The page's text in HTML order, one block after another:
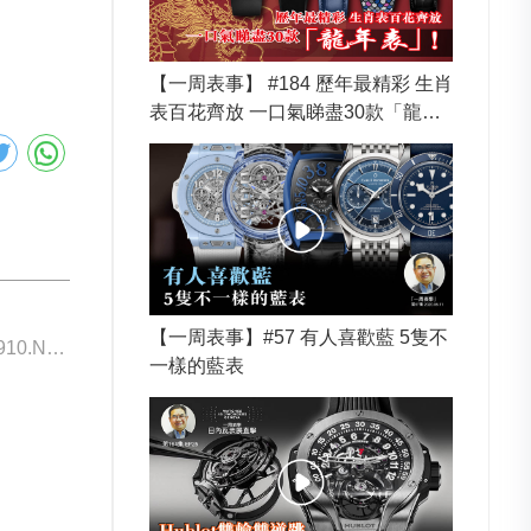
下一個: Hublot 910.NX.0001.RX
【一周表事】 #184 歷年最精彩 生肖
表百花齊放 一口氣睇盡30款「龍年
表」！
【一周表事】#57 有人喜歡藍 5隻不
一樣的藍表